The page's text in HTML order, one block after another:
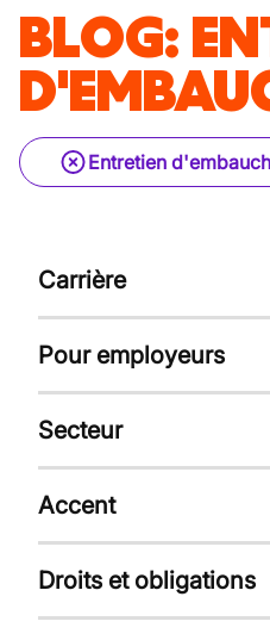
BLOG:
Entretien
Carrière
Pour employeurs
Secteur
Accent
Droits et obligations